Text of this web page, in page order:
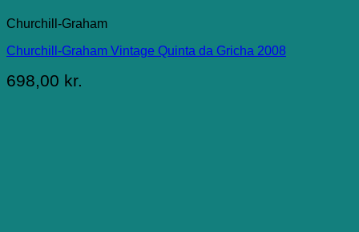
Churchill-Graham
Churchill-Graham Vintage Quinta da Gricha 2008
698,00 kr.